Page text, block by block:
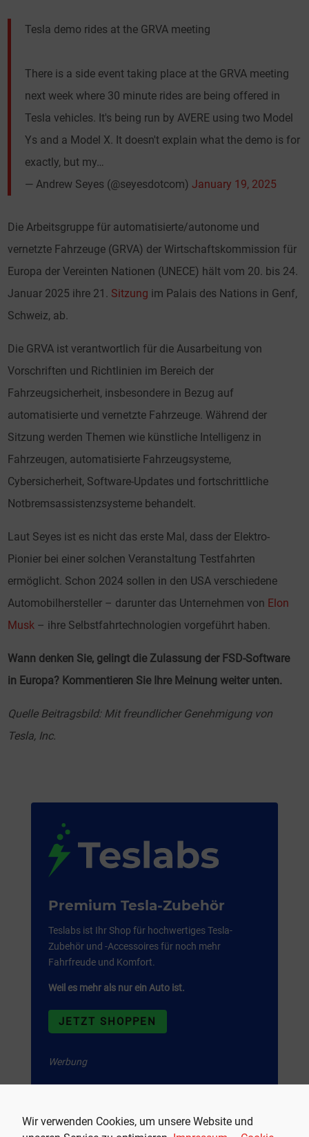
Wir verwenden Cookies, um unsere Website und
Tesla demo rides at the GRVA meeting
There is a side event taking place at the GRVA meeting
next week where 30 minute rides are being offered in
Tesla vehicles. It's being run by AVERE using two Model
Ys and a Model X. It doesn't explain what the demo is for
exactly, but my…
— Andrew Seyes (@seyesdotcom)January 19, 2025
Die Arbeitsgruppe für automatisierte/autonome und
vernetzte Fahrzeuge (GRVA) der Wirtschaftskommission für
Europa der Vereinten Nationen (UNECE) hält vom 20. bis 24.
Januar 2025 ihre 21. Sitzung im Palais des Nations in Genf,
Schweiz, ab.
Die GRVA ist verantwortlich für die Ausarbeitung von
Vorschriften und Richtlinien im Bereich der
Fahrzeugsicherheit, insbesondere in Bezug auf
automatisierte und vernetzte Fahrzeuge. Während der
Sitzung werden Themen wie künstliche Intelligenz in
Fahrzeugen, automatisierte Fahrzeugsysteme,
Cybersicherheit, Software-Updates und fortschrittliche
Notbremsassistenzsysteme behandelt.
Laut Seyes ist es nicht das erste Mal, dass der Elektro-
Pionier bei einer solchen Veranstaltung Testfahrten
ermöglicht. Schon 2024 sollen in den USA verschiedene
Automobilhersteller – darunter das Unternehmen von Elon
Musk – ihre Selbstfahrtechnologien vorgeführt haben.
Wann denken Sie, gelingt die Zulassung der FSD-Software
in Europa? Kommentieren Sie Ihre Meinung weiter unten.
Quelle Beitragsbild: Mit freundlicher Genehmigung von
Tesla, Inc.
Premium Tesla-Zubehör
Teslabs ist Ihr Shop für hochwertiges Tesla-
Zubehör und -Accessoires für noch mehr
Fahrfreude und Komfort.
Weil es mehr als nur ein Auto ist.
JETZT SHOPPEN
Werbung